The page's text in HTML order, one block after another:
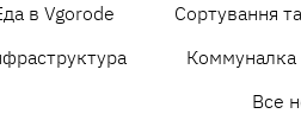
в Vgorode
Сортування
Коммуналка
Все